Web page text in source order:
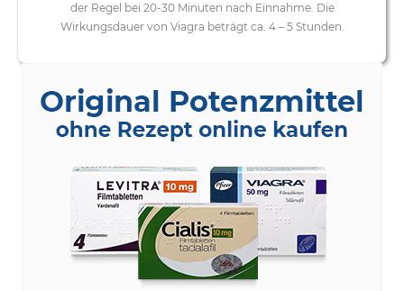
der Regel bei 20-30 Minuten nach Einnahme. Die
Wirkungsdauer von Viagra beträgt ca. 4 – 5 Stunden.